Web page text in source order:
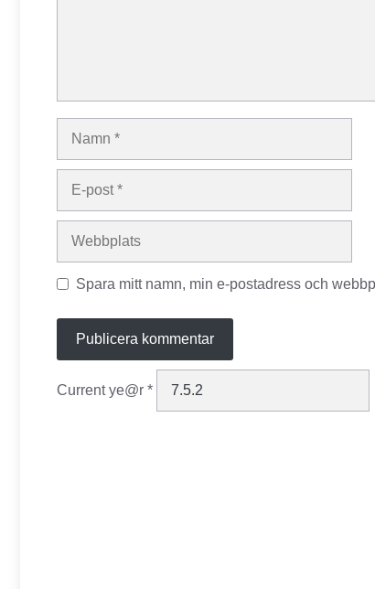
Namn
Webbplats
Spara mitt namn, min e-postadress och
Current ye@r *